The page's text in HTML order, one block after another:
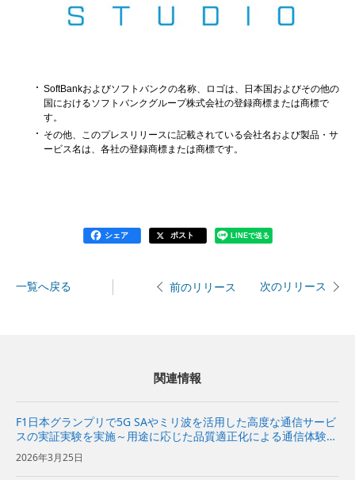
SoftBankおよびソフトバンクの名称、ロゴは、日本国およびその他の
国におけるソフトバンクグループ株式会社の登録商標または商標で
す。
その他、このプレスリリースに記載されている会社名および製品・サ
ービス名は、各社の登録商標または商標です。
シェア ポスト LINEで送る
一覧へ戻る 前のリリース 次のリリース
関連情報
F1日本グランプリで5G SAやミリ波を活用した高度な通信サービ
スの実証実験を実施～用途に応じた品質適正化による通信体験の
向上と新たなユースケースの創出を目指す～
2026年3月25日